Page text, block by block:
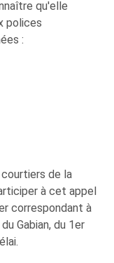
qu'elle
polices
:
de la
à cet appel
correspondant à
Gabian, du 1er